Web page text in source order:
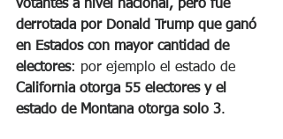
votantes a nivel nacional, pero fue
derrotada por Donald Trump que ganó
en Estados con mayor cantidad de
electores: por ejemplo el estado de
California otorga 55 electores y el
estado de Montana otorga solo 3.